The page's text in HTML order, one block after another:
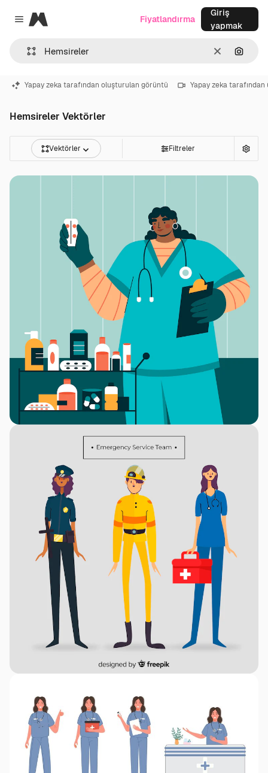
Close menu
Magnific
Temizlemek
Fiyatlandırma
Giriş
yapmak
Yapay zeka tarafından oluşturulan görüntü Yapay zeka
Hemsireler Vektörler
Vektörler Filtreler